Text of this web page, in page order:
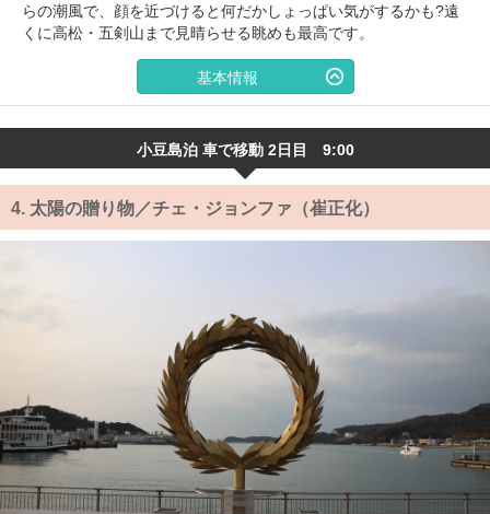
らの潮風で、顔を近づけると何だかしょっぱい気がするかも?遠
くに高松・五剣山まで見晴らせる眺めも最高です。
基本情報
小豆島泊 車で移動 2日目 9:00
4. 太陽の贈り物／チェ・ジョンファ（崔正化）